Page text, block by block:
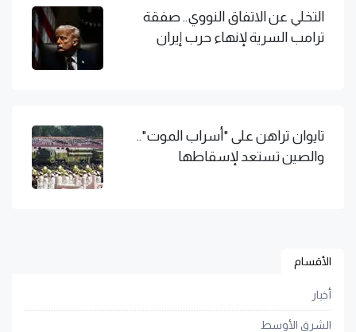
التخلي عن الاتفاق النووي.. صفقة
ترامب السرية لإنهاء حرب إيران
تايوان تراهن على "أسراب الموت"..
والصين تستعد لإسقاطها
الأقسام
أخبار
الشرق الأوسط